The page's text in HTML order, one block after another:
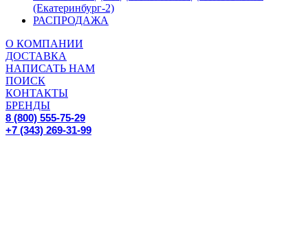
(Екатеринбург-2)
РАСПРОДАЖА
О КОМПАНИИ
ДОСТАВКА
НАПИСАТЬ НАМ
ПОИСК
КОНТАКТЫ
БРЕНДЫ
8 (800) 555-75-29
+7 (343) 269-31-99